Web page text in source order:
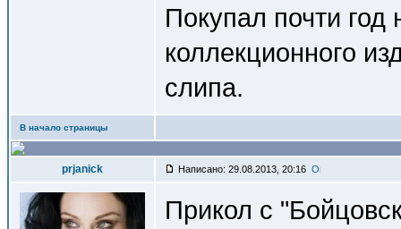
Покупал почти
коллекционного
слипа.
В начало страницы
prjanick Написано: 29.08.2013, 20:16
Прикол с